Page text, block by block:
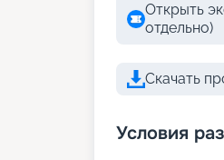
Открыть
отдельно)
Скачать
Условия